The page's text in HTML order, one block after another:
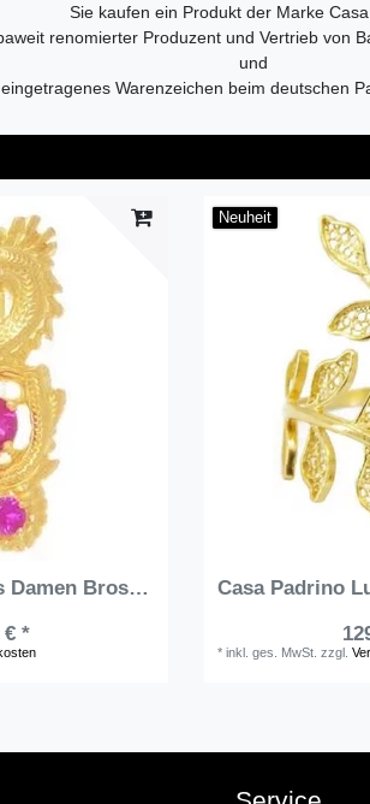
Sie kaufen ein Produkt der Marke Casa
renomierter Produzent und Vertrieb von
und
Warenzeichen beim deutschen
Casa Padrino Luxus Damen Brosche Drache Gold / Rot - Elegante handgefertigte vergoldete Sterlingsilber Anhänger mit Edelsteinen - Handgefertigter Luxus Damenschmuck
€ *
Neuheit
*inkl. ges. MwSt. zzgl.